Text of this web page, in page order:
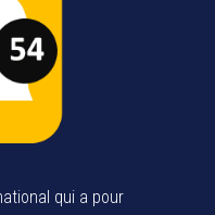
qui a pour